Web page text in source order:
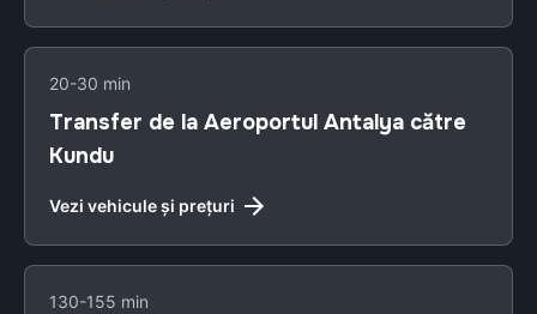
20-30 min
Transfer de la Aeroportul Antalya către
Kundu
Vezi vehicule și prețuri
130-155 min